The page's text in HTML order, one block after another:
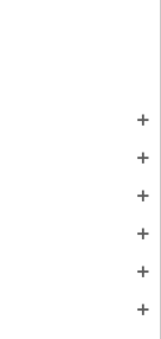
add
add
add
add
add
add